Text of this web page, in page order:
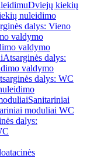
Dviejų kiekių
nuleidimo
dalys: Vieno
valdymo
valdymo
Atsarginės dalys:
valdymo
dalys: WC
Sanitariniai
moduliai WC
dalys: